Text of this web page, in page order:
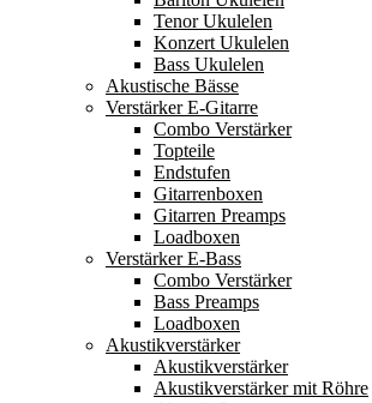
Tenor Ukulelen
Konzert Ukulelen
Bass Ukulelen
Akustische Bässe
Verstärker E-Gitarre
Combo Verstärker
Topteile
Endstufen
Gitarrenboxen
Gitarren Preamps
Loadboxen
Verstärker E-Bass
Combo Verstärker
Bass Preamps
Loadboxen
Akustikverstärker
Akustikverstärker
Akustikverstärker mit Röhre